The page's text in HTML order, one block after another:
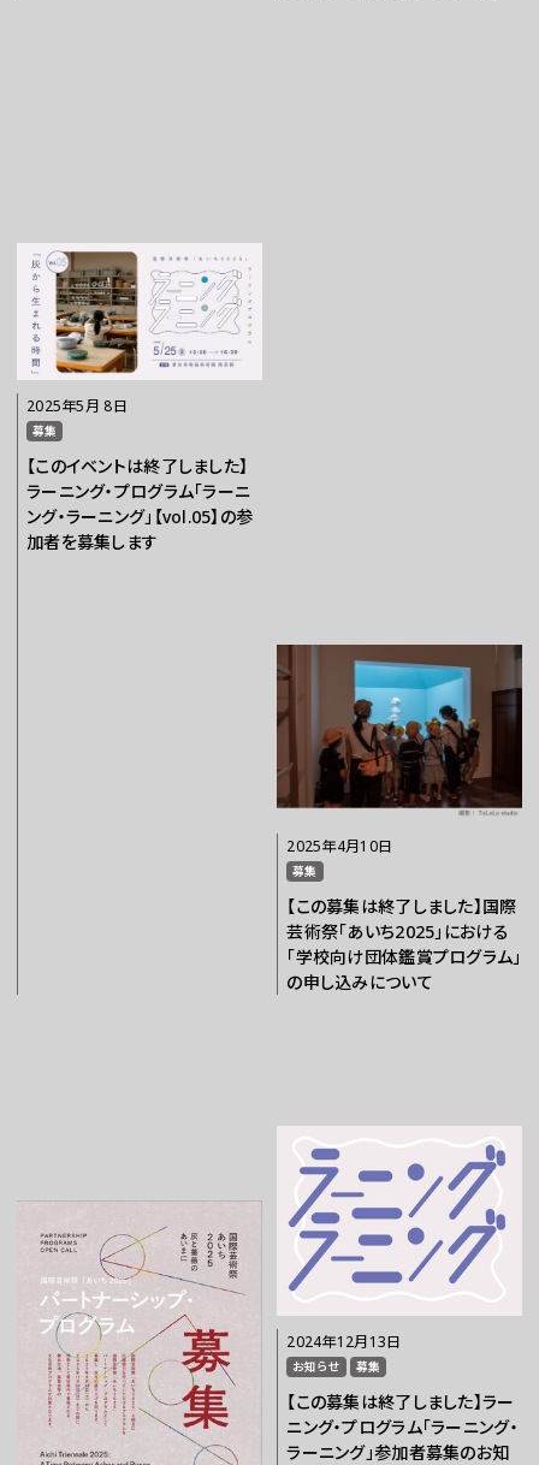
お問い合わせ
プレスの方へ
組織委員会からのお知らせ
鑑賞時のお願い
2025年5月 8日
募集
【このイベントは終了しました】
ラーニング・プログラム「ラーニ
ング・ラーニング」【vol.05】の参
加者を募集します
2025年4月10日
募集
【この募集は終了しました】国際
芸術祭「あいち2025」における
「学校向け団体鑑賞プログラム」
の申し込みについて
2024年12月13日
お知らせ 募集
【この募集は終了しました】ラー
ニング・プログラム「ラーニング・
ラーニング」参加者募集のお知